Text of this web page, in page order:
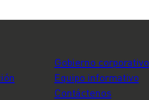
Gobierno corporativo
Equipo informativo
Contáctenos